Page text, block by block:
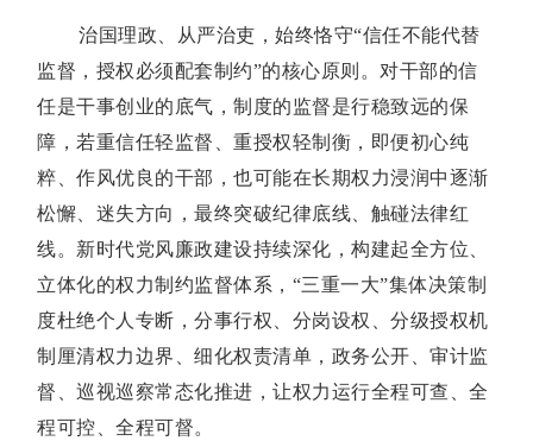
治国理政、从严治吏，始终恪守“信任不能代替
监督，授权必须配套制约”的核心原则。对干部的信
任是干事创业的底气，制度的监督是行稳致远的保
障，若重信任轻监督、重授权轻制衡，即便初心纯
粹、作风优良的干部，也可能在长期权力浸润中逐渐
松懈、迷失方向，最终突破纪律底线、触碰法律红
线。新时代党风廉政建设持续深化，构建起全方位、
立体化的权力制约监督体系，“三重一大”集体决策制
度杜绝个人专断，分事行权、分岗设权、分级授权机
制厘清权力边界、细化权责清单，政务公开、审计监
督、巡视巡察常态化推进，让权力运行全程可查、全
程可控、全程可督。